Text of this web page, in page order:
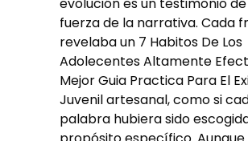
fuerza de la narrativa. Cada
revelaba un 7 Habitos De Los
Adolecentes Altamente
Mejor Guia Practica Para El
Juvenil artesanal, como si
palabra hubiera sido